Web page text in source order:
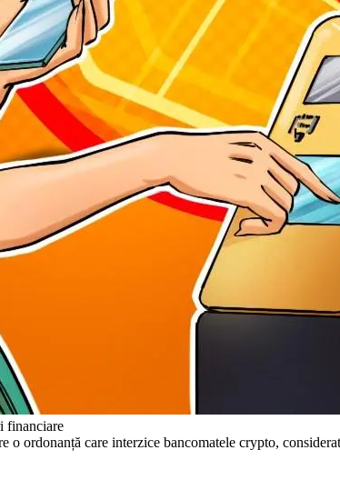
financiare
ordonanță care interzice bancomatele crypto,